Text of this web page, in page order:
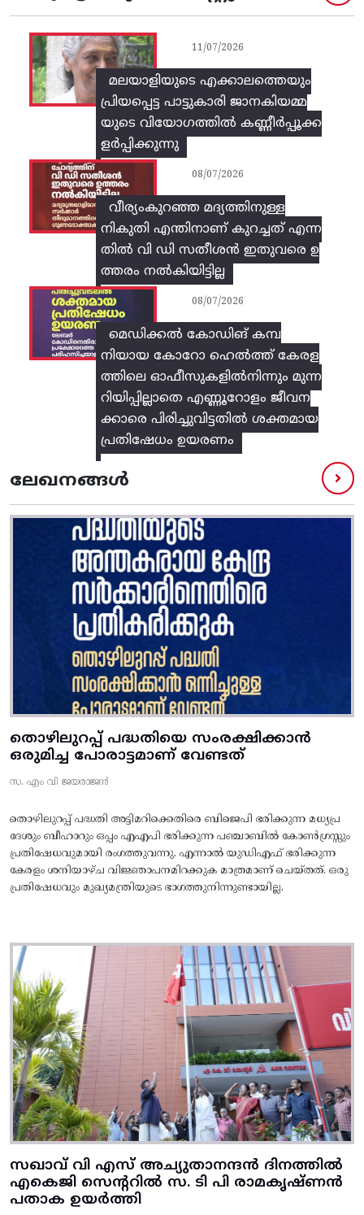
മലയാളിയുടെ എക്കാലത്തെയും
പ്രിയപ്പെട്ട പാട്ടുകാരി ജാനകിയമ്മ
യുടെ വിയോഗത്തിൽ കണ്ണീർപ്പൂക്ക
ളർപ്പിക്കുന്നു
11/07/2026
വീര്യംകുറഞ്ഞ മദ്യത്തിനുള്ള
നികുതി എന്തിനാണ് കുറച്ചത് എന്ന
തിൽ വി ഡി സതീശൻ ഇതുവരെ ഉ
ത്തരം നൽകിയിട്ടില്ല
08/07/2026
മെഡിക്കൽ കോഡിങ് കമ്പ
നിയായ കോറോ ഹെൽത്ത് കേരള
ത്തിലെ ഓഫീസുകളിൽനിന്നും മുന്ന
റിയിപ്പില്ലാതെ എണ്ണൂറോളം ജീവന
ക്കാരെ പിരിച്ചുവിട്ടതിൽ‌ ശക്തമായ
പ്രതിഷേധം ഉയരണം
08/07/2026
ലേഖനങ്ങൾ
തൊഴിലുറപ്പ് പദ്ധതിയെ സംരക്ഷിക്കാൻ
ഒരുമിച്ച പോരാട്ടമാണ് വേണ്ടത്
സ. എം വി ജയരാജൻ
തൊഴിലുറപ്പ് പദ്ധതി അട്ടിമറിക്കെതിരെ ബിജെപി ഭരിക്കുന്ന മധ്യപ്ര
ദേശും ബീഹാറും ഒപ്പം എഎപി ഭരിക്കുന്ന പഞ്ചാബിൽ കോൺഗ്രസ്സും
പ്രതിഷേധവുമായി രംഗത്തുവന്നു. എന്നാൽ യുഡിഎഫ് ഭരിക്കുന്ന
കേരളം ശനിയാഴ്ച വിജ്ഞാപനമിറക്കുക മാത്രമാണ് ചെയ്തത്. ഒരു
പ്രതിഷേധവും മുഖ്യമന്ത്രിയുടെ ഭാഗത്തുനിന്നുണ്ടായില്ല.
സഖാവ് വി എസ് അച്യുതാനന്ദൻ ദിനത്തിൽ
എകെജി സെന്ററിൽ സ. ടി പി രാമകൃഷ്‌ണൻ
പതാക ഉയർത്തി